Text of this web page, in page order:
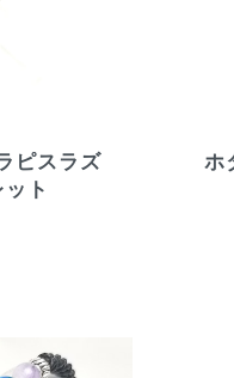
ピスラズ
ト
ホ